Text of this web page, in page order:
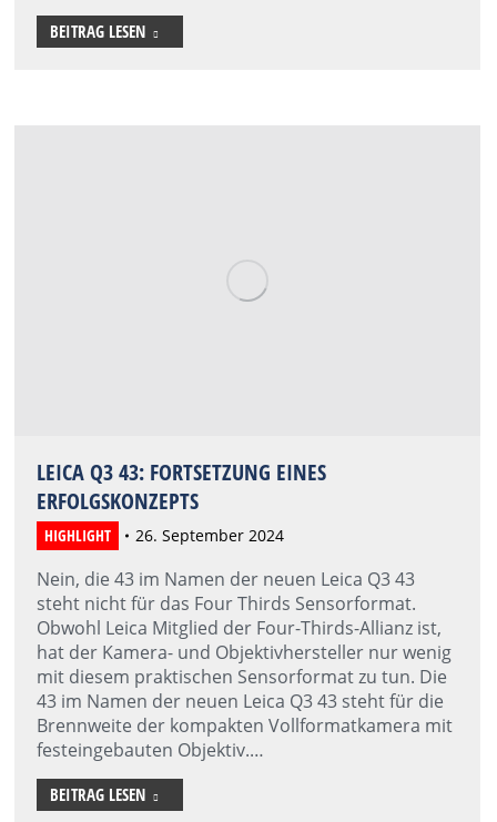
BEITRAG LESEN
LEICA Q3 43: FORTSETZUNG EINES
ERFOLGSKONZEPTS
HIGHLIGHT 26. September 2024
Nein, die 43 im Namen der neuen Leica Q3 43
steht nicht für das Four Thirds Sensorformat.
Obwohl Leica Mitglied der Four-Thirds-Allianz ist,
hat der Kamera- und Objektivhersteller nur wenig
mit diesem praktischen Sensorformat zu tun. Die
43 im Namen der neuen Leica Q3 43 steht für die
Brennweite der kompakten Vollformatkamera mit
festeingebauten Objektiv.…
BEITRAG LESEN